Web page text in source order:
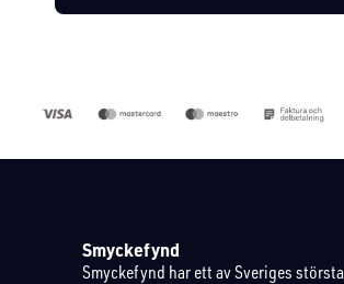
Smyckefynd
Smyckefynd har ett av Sveriges största